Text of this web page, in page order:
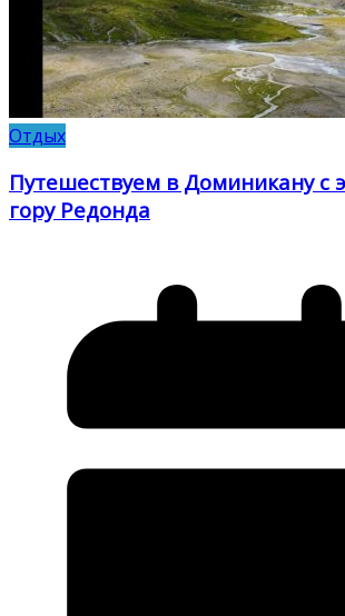
Отдых
Путешествуем в Доминикану с
гору Редонда